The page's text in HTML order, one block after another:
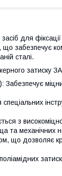
для
що забезпечує
сталі.
затиску
Забезпечує
з
та механічних
що дозволяє